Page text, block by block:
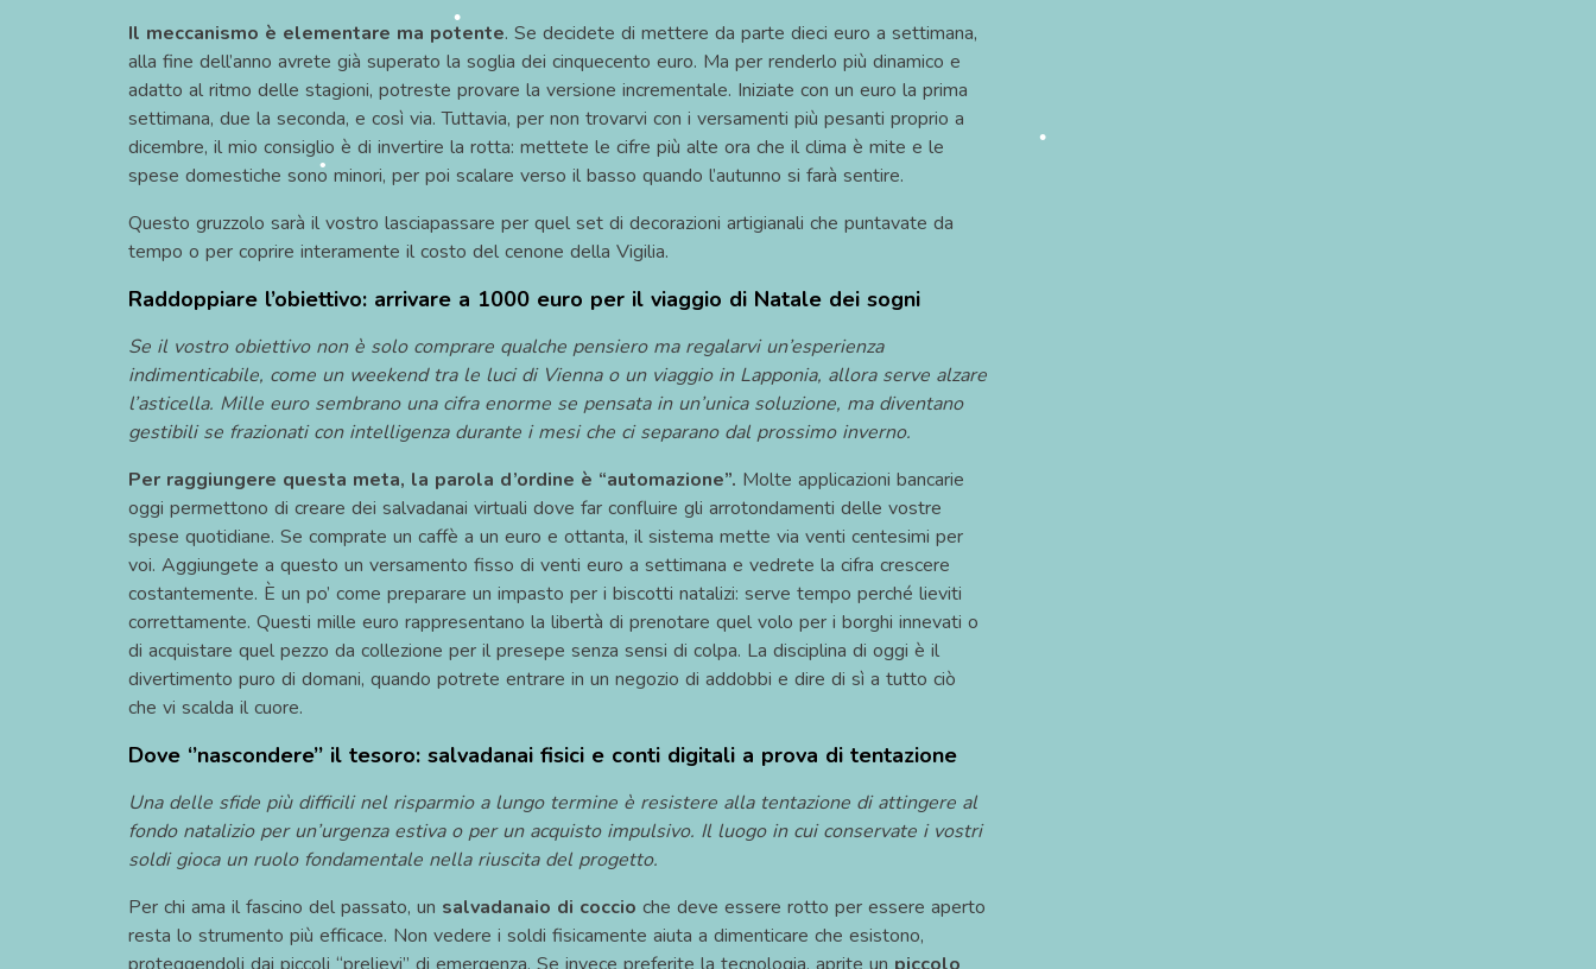
Il meccanismo è elementare ma potente. Se decidete di mettere da parte dieci euro a settimana,
alla fine dell’anno avrete già superato la soglia dei cinquecento euro. Ma per renderlo più dinamico e
adatto al ritmo delle stagioni, potreste provare la versione incrementale. Iniziate con un euro la prima
settimana, due la seconda, e così via. Tuttavia, per non trovarvi con i versamenti più pesanti proprio a
dicembre, il mio consiglio è di invertire la rotta: mettete le cifre più alte ora che il clima è mite e le
spese domestiche sono minori, per poi scalare verso il basso quando l’autunno si farà sentire.
Questo gruzzolo sarà il vostro lasciapassare per quel set di decorazioni artigianali che puntavate da
tempo o per coprire interamente il costo del cenone della Vigilia.
Raddoppiare l’obiettivo: arrivare a 1000 euro per il viaggio di Natale dei sogni
Se il vostro obiettivo non è solo comprare qualche pensiero ma regalarvi un’esperienza
indimenticabile, come un weekend tra le luci di Vienna o un viaggio in Lapponia, allora serve alzare
l’asticella. Mille euro sembrano una cifra enorme se pensata in un’unica soluzione, ma diventano
gestibili se frazionati con intelligenza durante i mesi che ci separano dal prossimo inverno.
Per raggiungere questa meta, la parola d’ordine è “automazione”. Molte applicazioni bancarie
oggi permettono di creare dei salvadanai virtuali dove far confluire gli arrotondamenti delle vostre
spese quotidiane. Se comprate un caffè a un euro e ottanta, il sistema mette via venti centesimi per
voi. Aggiungete a questo un versamento fisso di venti euro a settimana e vedrete la cifra crescere
costantemente. È un po’ come preparare un impasto per i biscotti natalizi: serve tempo perché lieviti
correttamente. Questi mille euro rappresentano la libertà di prenotare quel volo per i borghi innevati o
di acquistare quel pezzo da collezione per il presepe senza sensi di colpa. La disciplina di oggi è il
divertimento puro di domani, quando potrete entrare in un negozio di addobbi e dire di sì a tutto ciò
che vi scalda il cuore.
Dove ‘’nascondere’’ il tesoro: salvadanai fisici e conti digitali a prova di tentazione
Una delle sfide più difficili nel risparmio a lungo termine è resistere alla tentazione di attingere al
fondo natalizio per un’urgenza estiva o per un acquisto impulsivo. Il luogo in cui conservate i vostri
soldi gioca un ruolo fondamentale nella riuscita del progetto.
Per chi ama il fascino del passato, un salvadanaio di coccio che deve essere rotto per essere aperto
resta lo strumento più efficace. Non vedere i soldi fisicamente aiuta a dimenticare che esistono,
•
•
•
•
•
•